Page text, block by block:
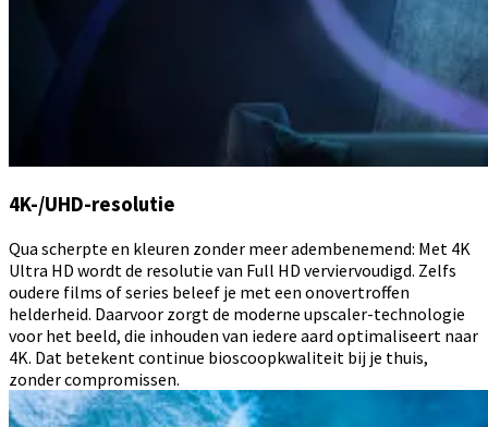
4K-/UHD-resolutie
Qua scherpte en kleuren zonder meer adembenemend: Met 4K
Ultra HD wordt de resolutie van Full HD verviervoudigd. Zelfs
oudere films of series beleef je met een onovertroffen
helderheid. Daarvoor zorgt de moderne upscaler-technologie
voor het beeld, die inhouden van iedere aard optimaliseert naar
4K. Dat betekent continue bioscoopkwaliteit bij je thuis,
zonder compromissen.